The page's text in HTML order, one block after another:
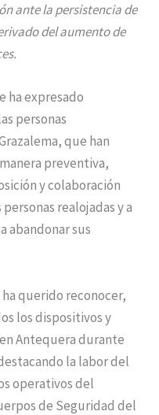
ante la persistencia de
del aumento de
ha expresado
personas
que han
preventiva,
y colaboración
realojadas y a
abandonar sus
querido reconocer,
los dispositivos y
Antequera durante
la labor del
operativos del
de Seguridad del